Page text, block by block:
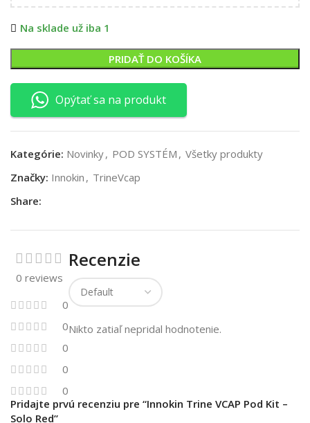
Na sklade už iba 1
PRIDAŤ DO KOŠÍKA
Opýtať sa na produkt
Kategórie: Novinky, POD SYSTÉM , Všetky produkty
Značky: Innokin , TrineVcap
Share:
0 reviews
0
0
0
0
0
Recenzie
Nikto zatiaľ nepridal hodnotenie.
Pridajte prvú recenziu pre “Innokin Trine VCAP Pod Kit –
Solo Red”